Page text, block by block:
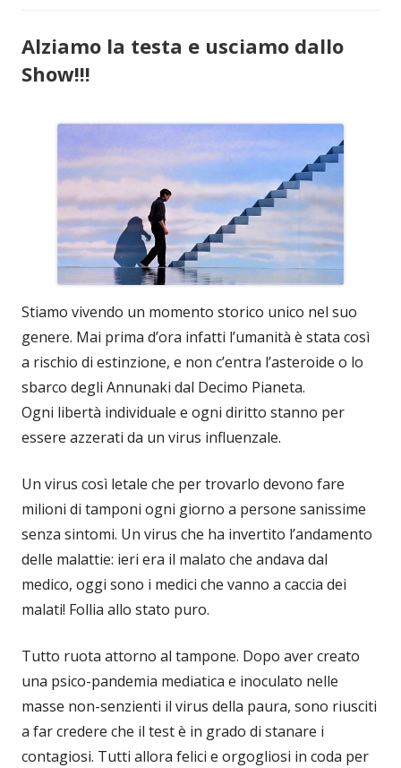
Alziamo la testa e usciamo dallo
Show!!!
Stiamo vivendo un momento storico unico nel suo
genere. Mai prima d’ora infatti l’umanità è stata così
a rischio di estinzione, e non c’entra l’asteroide o lo
sbarco degli Annunaki dal Decimo Pianeta.
Ogni libertà individuale e ogni diritto stanno per
essere azzerati da un virus influenzale.
Un virus così letale che per trovarlo devono fare
milioni di tamponi ogni giorno a persone sanissime
senza sintomi. Un virus che ha invertito l’andamento
delle malattie: ieri era il malato che andava dal
medico, oggi sono i medici che vanno a caccia dei
malati! Follia allo stato puro.
Tutto ruota attorno al tampone. Dopo aver creato
una psico-pandemia mediatica e inoculato nelle
masse non-senzienti il virus della paura, sono riusciti
a far credere che il test è in grado di stanare i
contagiosi. Tutti allora felici e orgogliosi in coda per